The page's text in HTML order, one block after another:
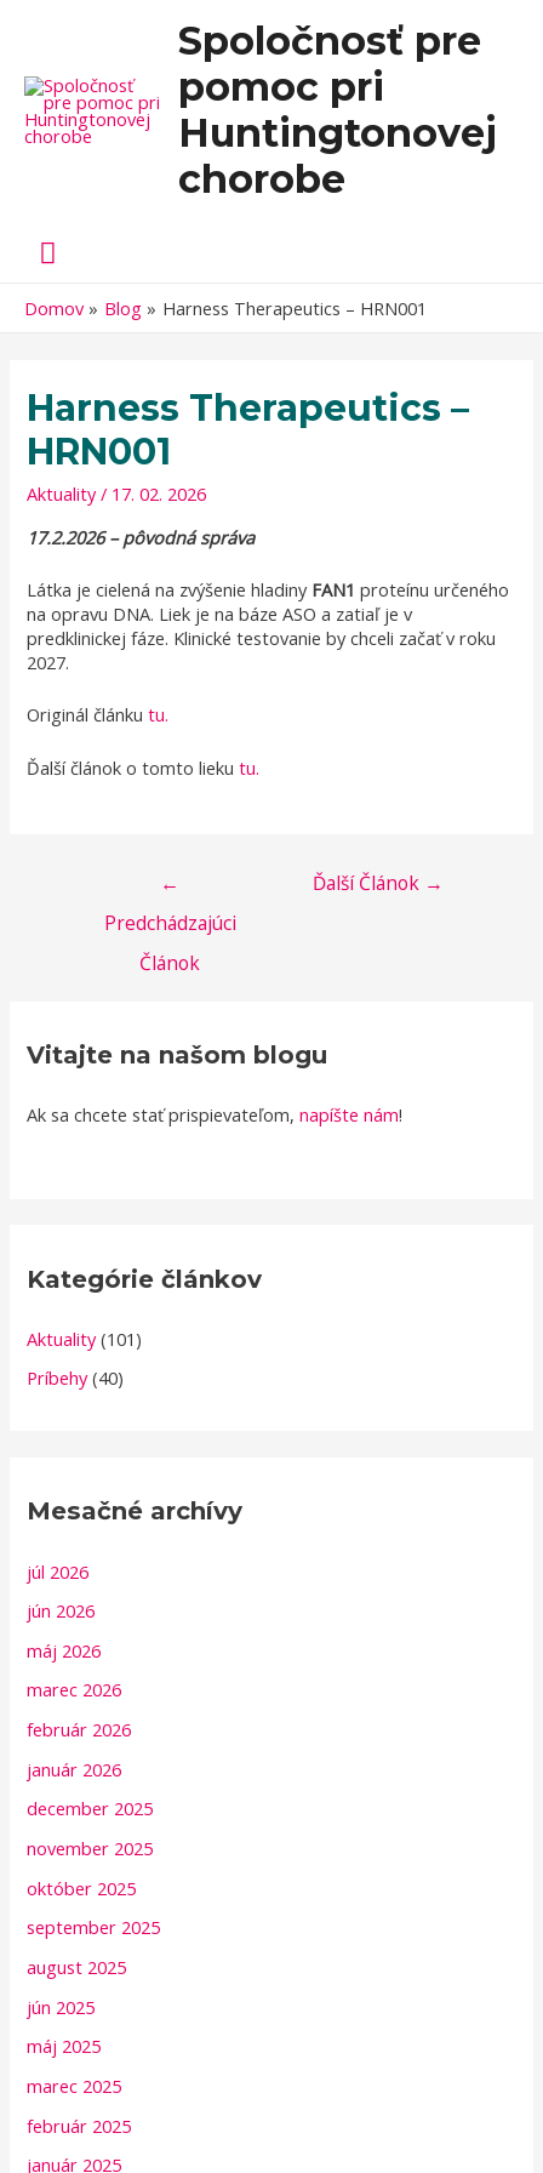
Spoločnosť pre
pomoc pri
Huntingtonovej
chorobe
Hlavné
Menu
Domov Blog Harness Therapeutics – HRN001
Harness Therapeutics –
HRN001
Aktuality/ 17. 02. 2026
17.2.2026 – pôvodná správa
Látka je cielená na zvýšenie hladiny FAN1proteínu určeného
na opravu DNA. Liek je na báze ASO a zatiaľ je v
predklinickej fáze. Klinické testovanie by chceli začať v roku
2027.
Originál článkutu.
Ďalší článok o tomto liekutu.
Navigácia
článku
←
Predchádzajúci
Článok
Ďalší Článok →
Vitajte na našom blogu
Ak sa chcete stať prispievateľom,napíšte nám!
Kategórie článkov
Aktuality(101)
Príbehy(40)
Mesačné archívy
júl 2026
jún 2026
máj 2026
marec 2026
február 2026
január 2026
december 2025
november 2025
október 2025
september 2025
august 2025
jún 2025
máj 2025
marec 2025
február 2025
január 2025